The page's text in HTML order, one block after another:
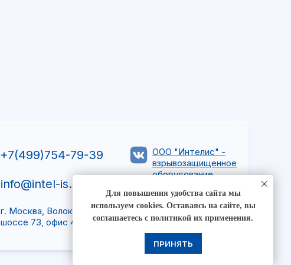
Для повышения удобства сайта мы
используем cookies. Оставаясь на сайте, вы
соглашаетесь с политикой их применения.
ПРИНЯТЬ
+7(499)754-79-39
г. Москва, Волоколамское
шоссе 73, офис 427
ООО "Интелис" -
взрывозащищенное
оборудование
info@intel-is.ru